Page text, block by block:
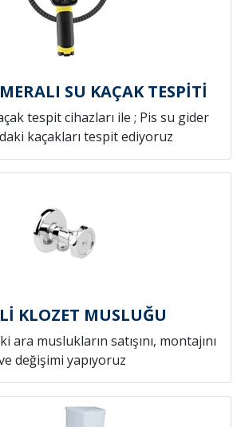
SU KAÇAK TESPİTİ
tespit cihazları ile ; Pis su gider
kaçakları tespit ediyoruz
KLOZET MUSLUĞU
ara muslukların satışını, montajını
değişimi yapıyoruz